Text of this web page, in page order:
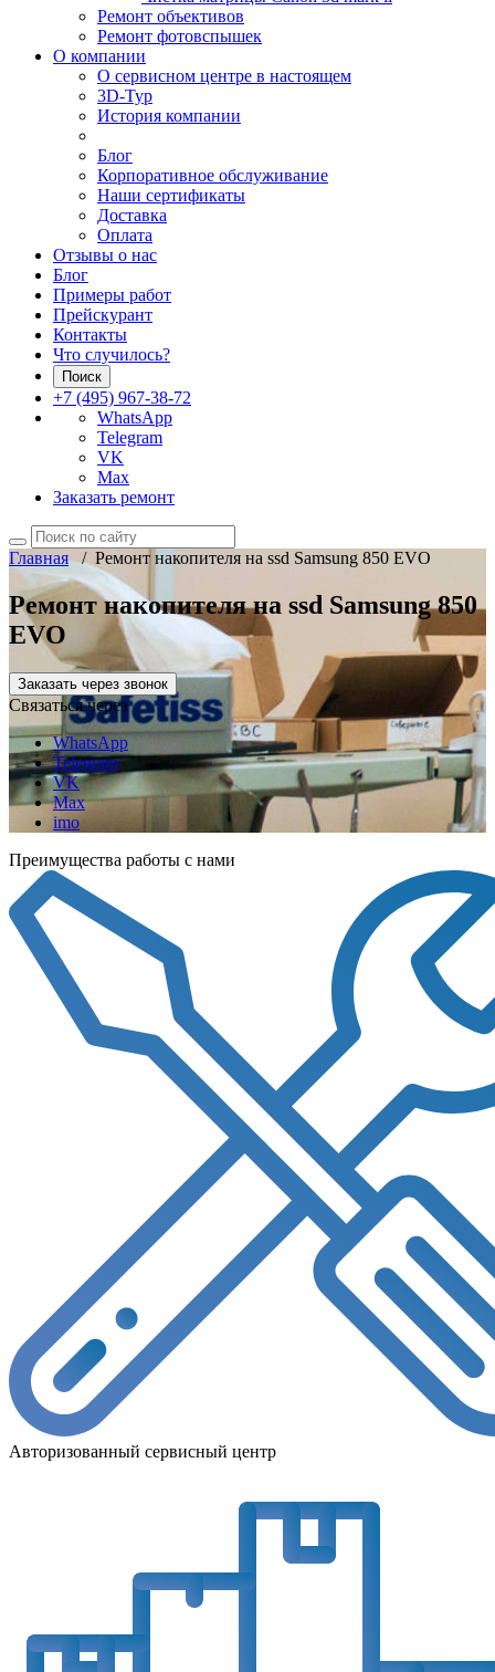
Ремонт объективов
Ремонт фотовспышек
О компании
О сервисном центре в настоящем
3D-Тур
История компании
Блог
Корпоративное обслуживание
Наши сертификаты
Доставка
Оплата
Отзывы о нас
Блог
Примеры работ
Прейскурант
Контакты
Что случилось?
Поиск
+7 (495) 967-38-72
WhatsApp
Telegram
VK
Max
Заказать ремонт
Главная/ Ремонт накопителя на ssd Samsung 850 EVO
Ремонт накопителя на ssd Samsung 850
EVO
Заказать через звонок
Связаться через
WhatsApp
Telegram
VK
Max
imo
Преимущества работы с нами
Авторизованный сервисный центр